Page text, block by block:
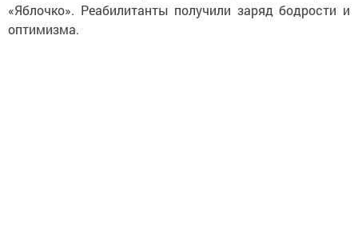
«Яблочко». Реабилитанты получили заряд бодрости и
оптимизма.